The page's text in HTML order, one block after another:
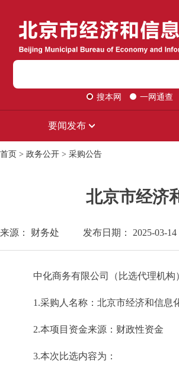
搜本网 一网通查
要闻发布
首页 > 政务公开 > 采购公告
北京市经济
来源： 财务处 发布日期： 2025-03-14
中化商务有限公司（比选代理机
1.采购人名称：北京市经济和信息
2.本项目资金来源：财政性资金
3.本次比选内容为：